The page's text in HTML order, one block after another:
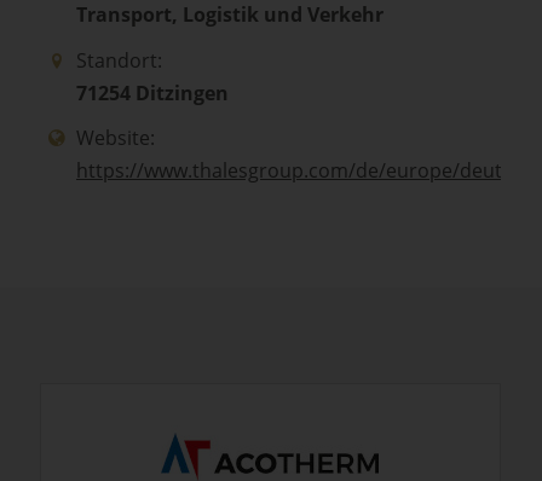
Transport, Logistik und Verkehr
Standort:
71254 Ditzingen
Website:
https://www.thalesgroup.com/de/europe/